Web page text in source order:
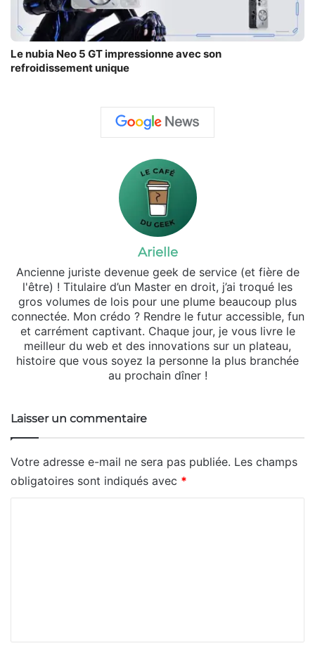
Le nubia Neo 5 GT impressionne avec son
refroidissement unique
Arielle
Ancienne juriste devenue geek de service (et fière de
l'être) ! Titulaire d’un Master en droit, j’ai troqué les
gros volumes de lois pour une plume beaucoup plus
connectée. Mon crédo ? Rendre le futur accessible, fun
et carrément captivant. Chaque jour, je vous livre le
meilleur du web et des innovations sur un plateau,
histoire que vous soyez la personne la plus branchée
au prochain dîner !
Laisser un commentaire
Votre adresse e-mail ne sera pas publiée. Les champs
obligatoires sont indiqués avec *